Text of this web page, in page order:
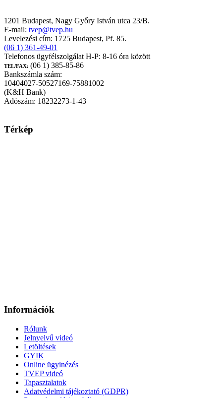
1201 Budapest, Nagy Győry István utca 23/B.
E-mail: tvep@tvep.hu
Levelezési cím: 1725 Budapest, Pf. 85.
(06 1) 361-49-01
Telefonos ügyfélszolgálat H-P: 8-16 óra között
TEL/FAX: (06 1) 385-85-86
Bankszámla szám:
10404027-50527169-75881002
(K&H Bank)
Adószám: 18232273-1-43
Térkép
Információk
Rólunk
Jelnyelvű videó
Letöltések
GYIK
Online ügyinézés
TVEP videó
Tapasztalatok
Adatvédelmi tájékoztató (GDPR)